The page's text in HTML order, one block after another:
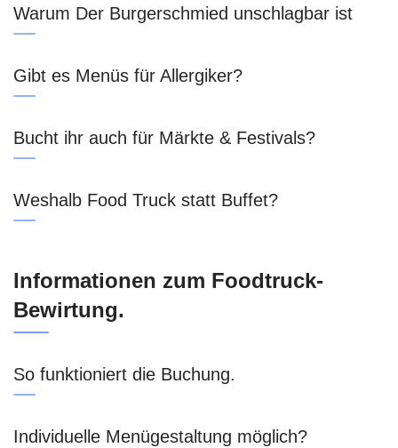
Warum Der Burgerschmied unschlagbar ist
Gibt es Menüs für Allergiker?
Bucht ihr auch für Märkte & Festivals?
Weshalb Food Truck statt Buffet?
Informationen zum Foodtruck-
Bewirtung.
So funktioniert die Buchung.
Individuelle Menügestaltung möglich?